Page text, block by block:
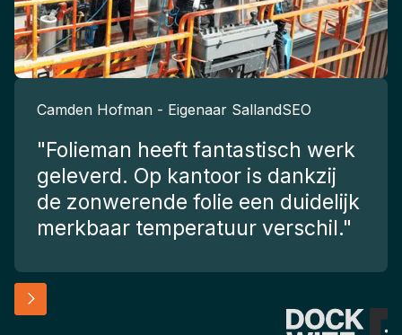
Camden Hofman - Eigenaar SallandSEO
"Folieman heeft fantastisch werk
geleverd. Op kantoor is dankzij
de zonwerende folie een duidelijk
merkbaar temperatuur verschil."